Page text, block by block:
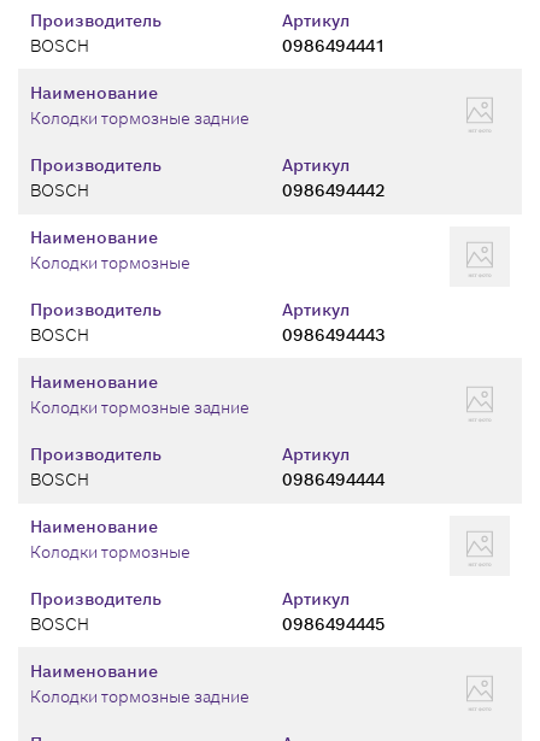
Производитель
BOSCH
Артикул
0986494441
Производитель
BOSCH
Артикул
0986494442
Наименование
Колодки тормозные задние
Производитель
BOSCH
Артикул
0986494443
Наименование
Колодки тормозные
Производитель
BOSCH
Артикул
0986494444
Наименование
Колодки тормозные задние
Производитель
BOSCH
Артикул
0986494445
Наименование
Колодки тормозные
Наименование
Колодки тормозные задние